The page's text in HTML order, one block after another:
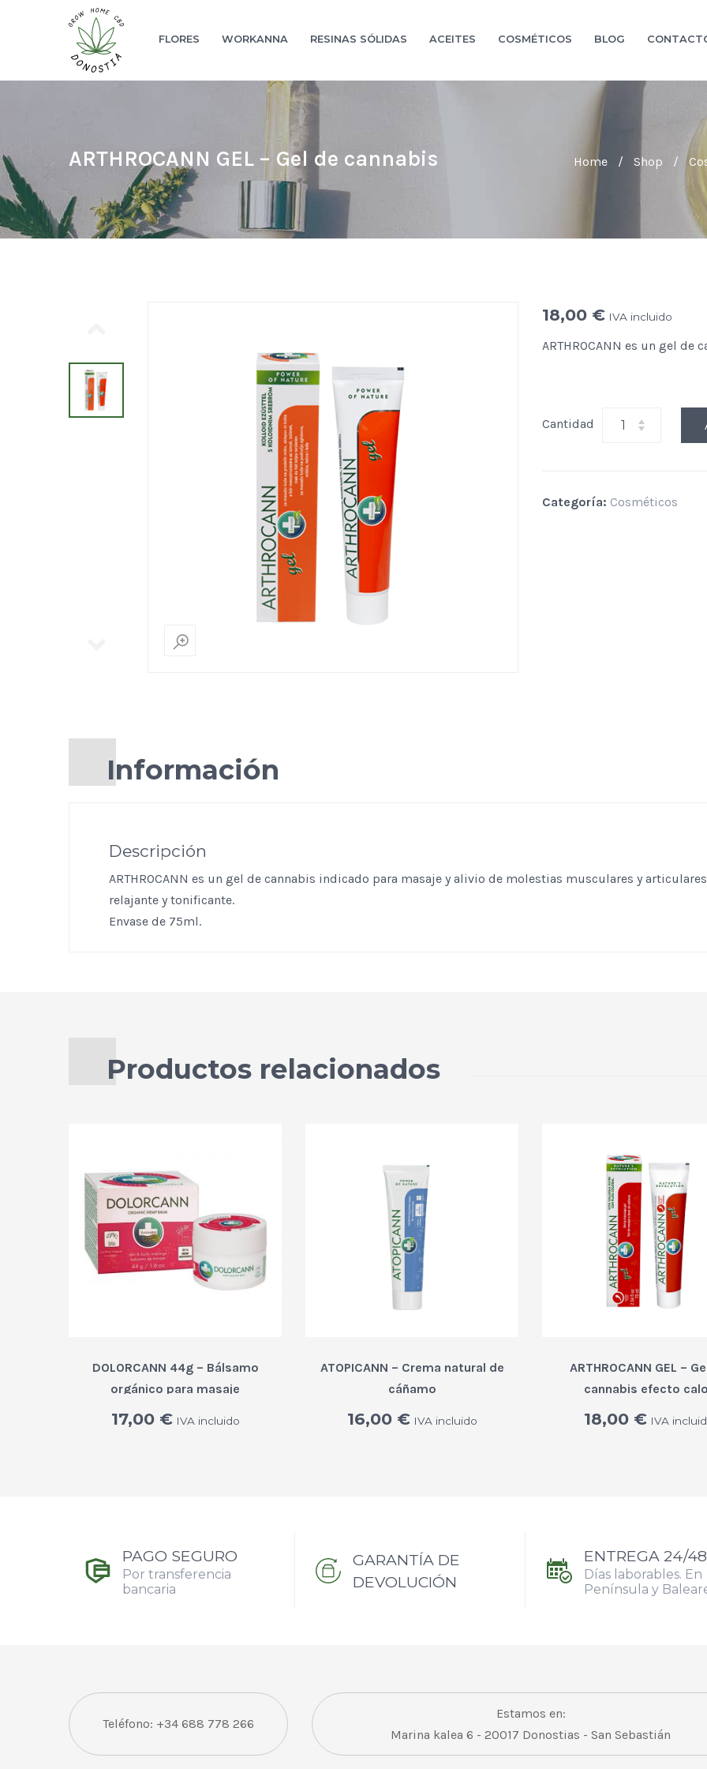
FLORES WORKANNA RESINAS SÓLIDAS ACEITES COSMÉTICOS BLOG
ARTHROCANN GEL – Gel de cannabis Home / Shop /
18,00 € IVA incluido
ARTHROCANN es un gel
Cantidad
Categoría: Cosméticos
Información
Descripción
ARTHROCANN es un gel de cannabis indicado para masaje y alivio de molestias musculares y
relajante y tonificante.
Envase de 75ml.
Productos relacionados
DOLORCANN 44g – Bálsamo
orgánico para masaje
17,00 € IVA incluido
ATOPICANN – Crema natural de
cáñamo
16,00 € IVA incluido
ARTHROCANN GEL –
cannabis efecto
18,00 € IVA
PAGO SEGURO
Por transferencia
bancaria
GARANTÍA DE
DEVOLUCIÓN
ENTREGA 24/
Días laborables. En
Península y
Teléfono: +34 688 778 266
Estamos en:
Marina kalea 6 - 20017 Donostias - San Sebastián